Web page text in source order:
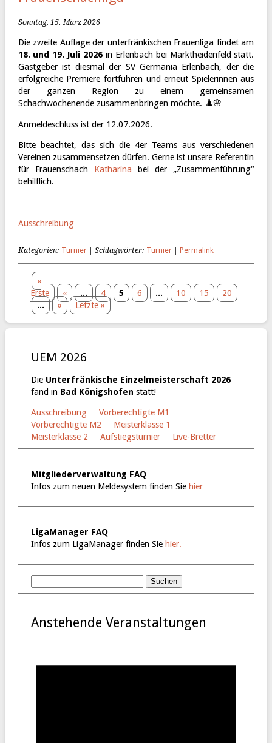
Sonntag, 15. März 2026
Die zweite Auflage der unterfränkischen Frauenliga findet am
18. und 19. Juli 2026 in Erlenbach bei Marktheidenfeld statt.
Gastgeber ist diesmal der SV Germania Erlenbach, der die
erfolgreiche Premiere fortführen und erneut Spielerinnen aus
der ganzen Region zu einem gemeinsamen
Schachwochenende zusammenbringen möchte. ♟️🌸
Anmeldeschluss ist der 12.07.2026.
Bitte beachtet, das sich die 4er Teams aus verschiedenen
Vereinen zusammensetzen dürfen. Gerne ist unsere Referentin
für Frauenschach Katharina bei der „Zusammenführung“
behilflich.
Ausschreibung
Kategorien: Turnier| Schlagwörter: Turnier| Permalink
«
Erste
« ... 4 5 6 ... 10 15
20
...
» Letzte »
UEM 2026
Die Unterfränkische Einzelmeisterschaft 2026
fand in Bad Königshofen statt!
Ausschreibung
Vorberechtigte M1
Vorberechtigte M2
Meisterklasse 1
Meisterklasse 2
Aufstiegsturnier Live-Bretter
Mitgliederverwaltung FAQ
Infos zum neuen Meldesystem finden Siehier
LigaManager FAQ
Infos zum LigaManager finden Sie hier.
Anstehende Veranstaltungen